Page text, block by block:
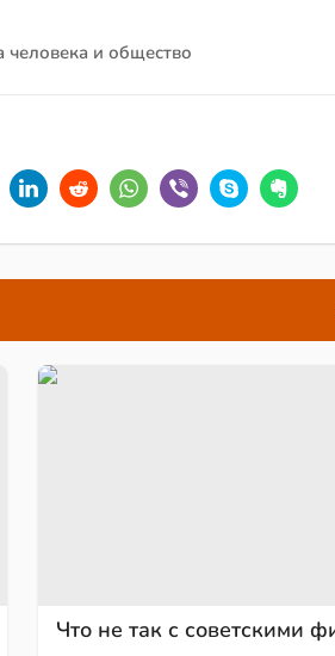
человека и общество
Что не так с советскими